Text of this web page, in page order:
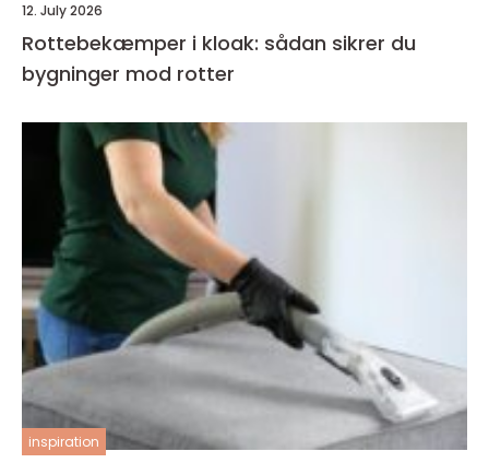
12. July 2026
Rottebekæmper i kloak: sådan sikrer du
bygninger mod rotter
inspiration